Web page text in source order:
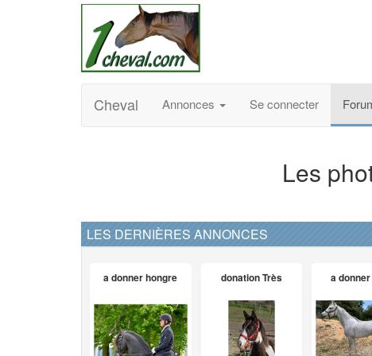
Cheval Annonces Se connecter
Les
LES DERNIÈRES ANNONCES
a donner hongre donation Très a